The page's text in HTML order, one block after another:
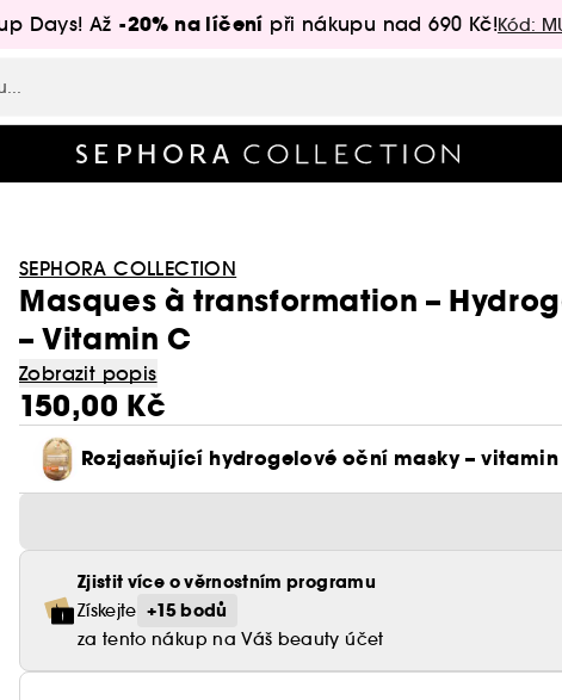
Days! Až -20% na líčení při nákupu nad 690 Kč!Kód:
SEPHORA COLLECTION
Masques à transformation –
– Vitamin C
Zobrazit popis
150,00 Kč
Rozjasňující hydrogelové oční masky –
Zjistit více o věrnostním programu
Získejte +15 bodů
za tento nákup na Váš beauty účet